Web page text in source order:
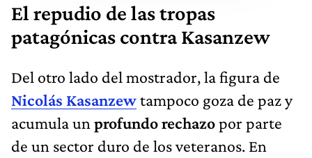
El repudio de las tropas
patagónicas contra Kasanzew
Del otro lado del mostrador, la figura de
Nicolás Kasanzewtampoco goza de paz y
acumula un profundo rechazopor parte
de un sector duro de los veteranos. En